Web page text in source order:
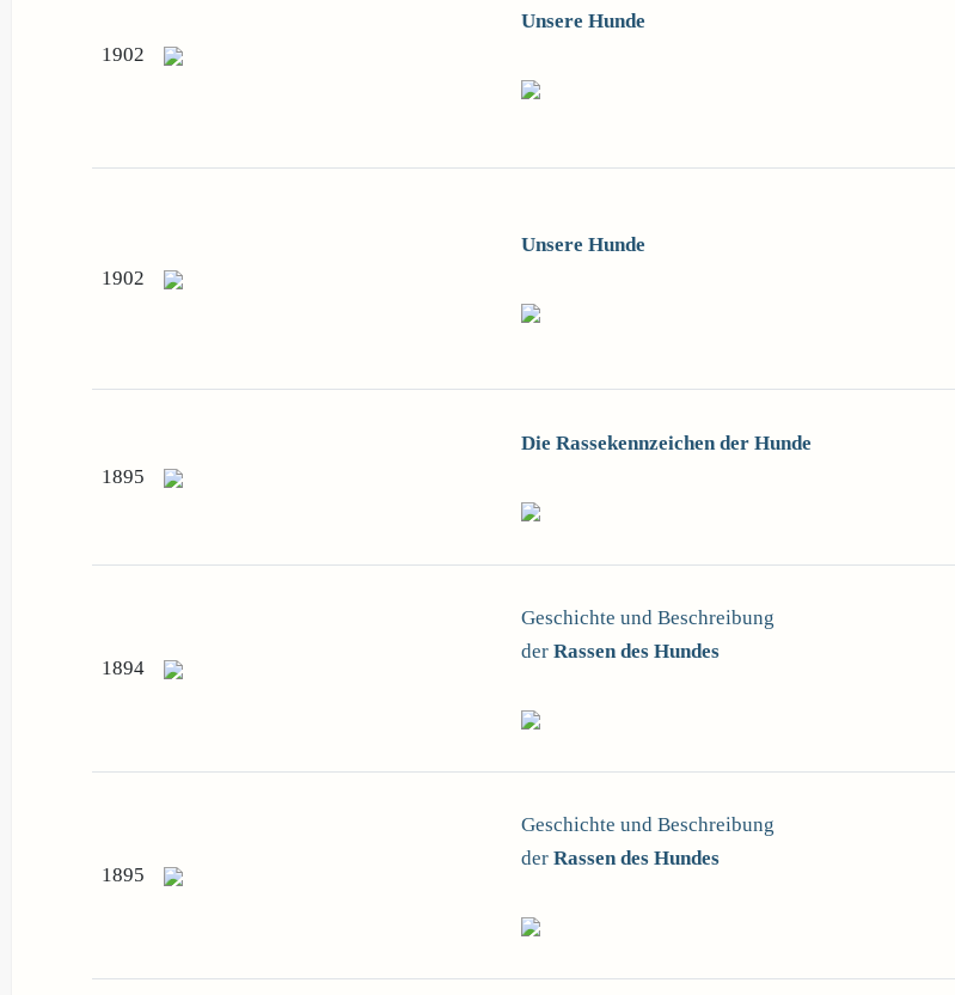
1902
Unsere Hunde
1902
Unsere Hunde
1895
Die Rassekennzeichen der Hunde
1894
Geschichte und Beschreibung
derRassen des Hundes
1895
Geschichte und Beschreibung
derRassen des Hundes